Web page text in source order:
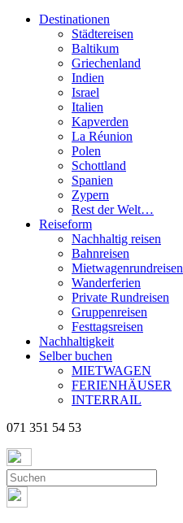
Destinationen
Städtereisen
Baltikum
Griechenland
Indien
Israel
Italien
Kapverden
La Réunion
Polen
Schottland
Spanien
Zypern
Rest der Welt…
Reiseform
Nachhaltig reisen
Bahnreisen
Mietwagenrundreisen
Wanderferien
Private Rundreisen
Gruppenreisen
Festtagsreisen
Nachhaltigkeit
Selber buchen
MIETWAGEN
FERIENHÄUSER
INTERRAIL
071 351 54 53